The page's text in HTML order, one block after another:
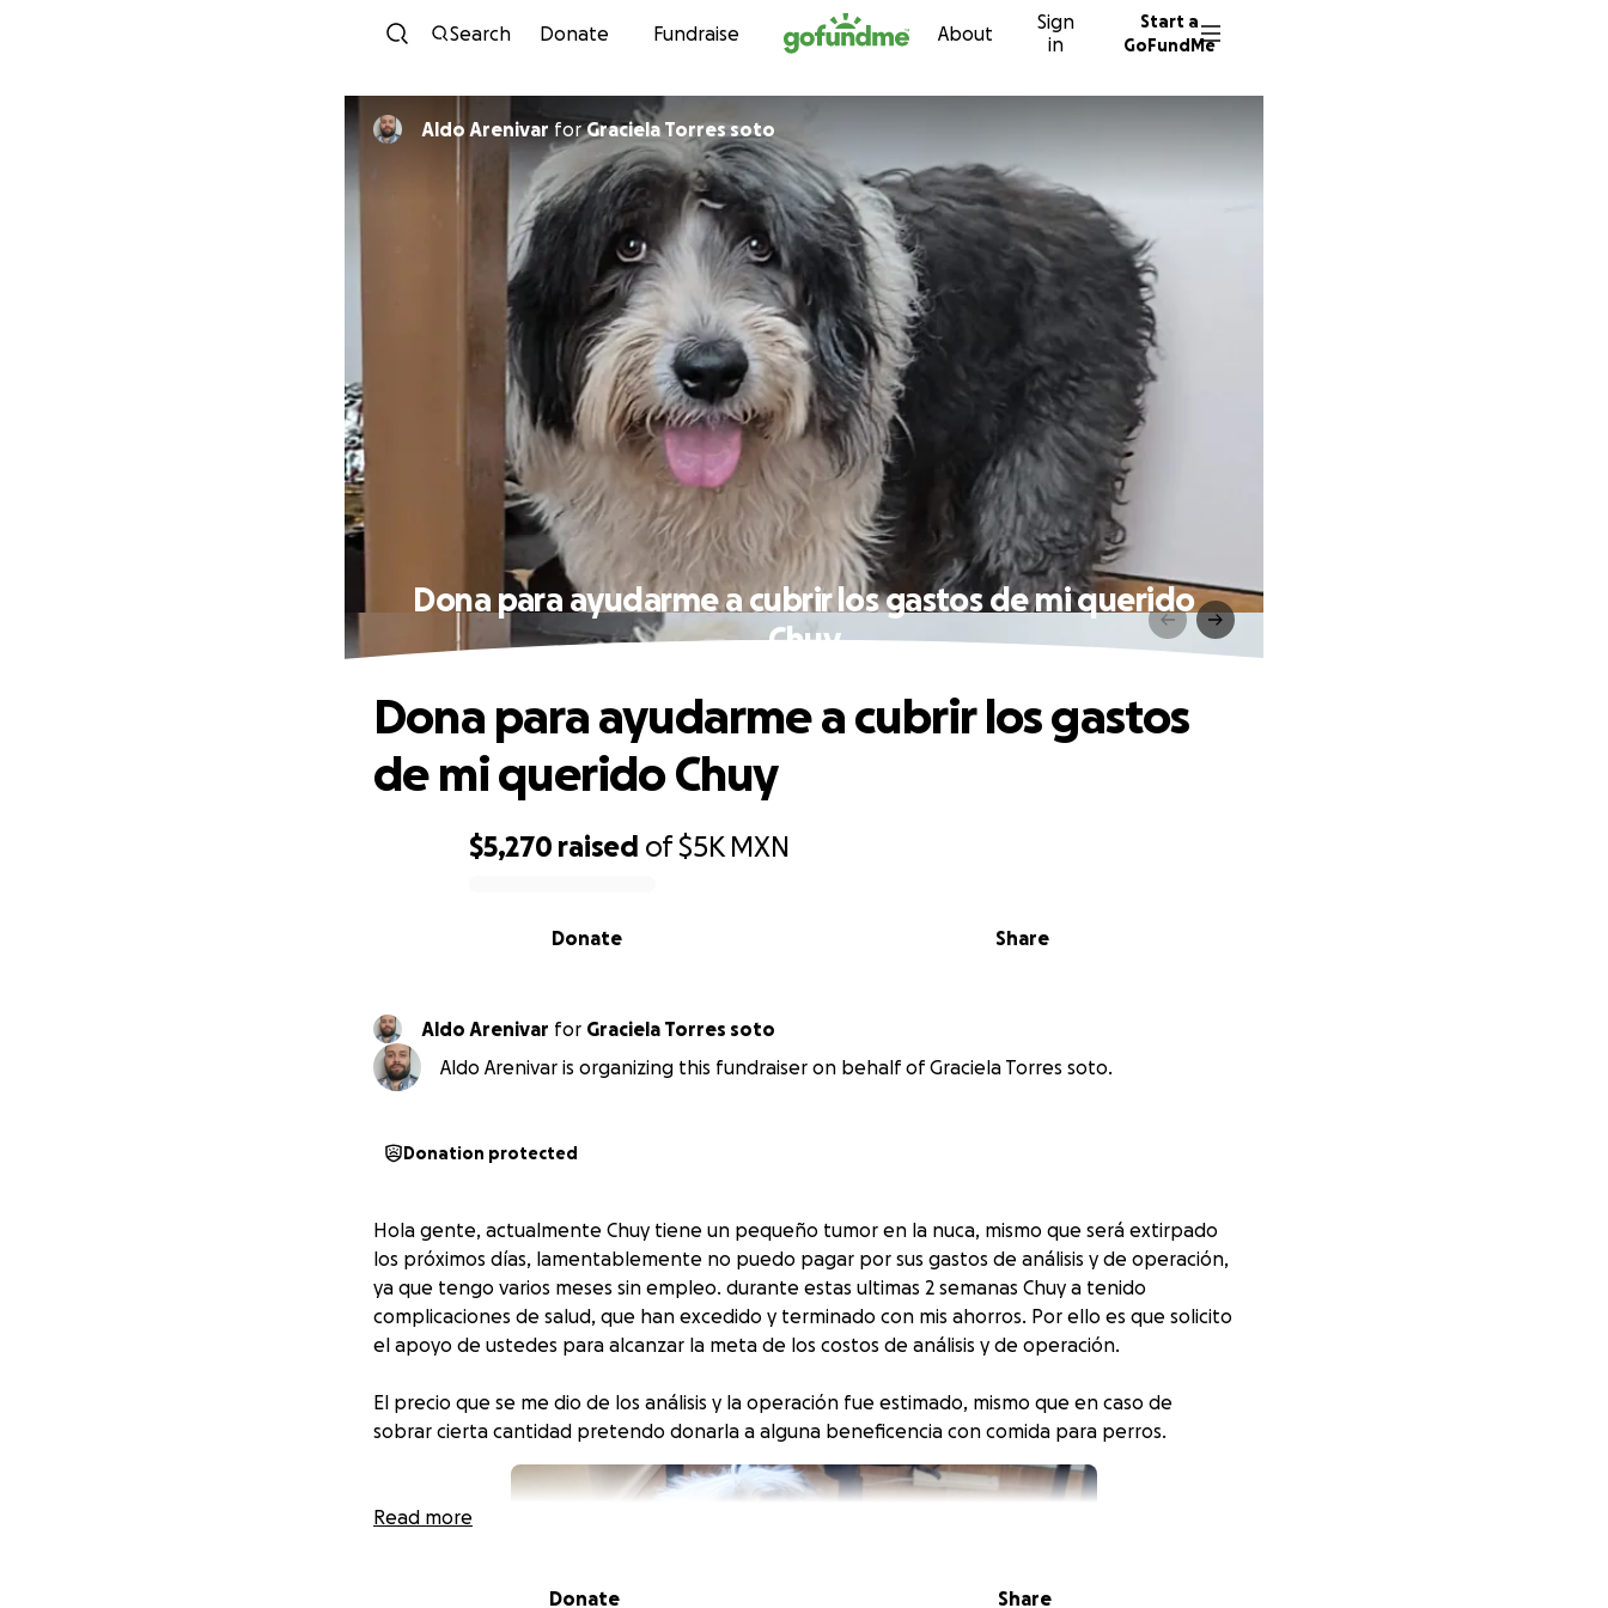
Skip to content
Search Donate Fundraise About
Sign
in
Start a
GoFundMe
Aldo ArenivarforGraciela Torres soto
Dona para ayudarme a cubrir los gastos de mi querido
Chuy
$5,270 raised of$5K MXN
Share
Donate
Dona para ayudarme a cubrir los gastos
de mi querido Chuy
Aldo Arenivar for Graciela Torres soto
Aldo Arenivar is organizing this fundraiser on behalf of Graciela Torres soto.
Donation protected
Hola gente, actualmente Chuy tiene un pequeño tumor en la nuca, mismo que será extirpado
los próximos días, lamentablemente no puedo pagar por sus gastos de análisis y de operación,
ya que tengo varios meses sin empleo. durante estas ultimas 2 semanas Chuy a tenido
complicaciones de salud, que han excedido y terminado con mis ahorros. Por ello es que solicito
el apoyo de ustedes para alcanzar la meta de los costos de análisis y de operación.
El precio que se me dio de los análisis y la operación fue estimado, mismo que en caso de
sobrar cierta cantidad pretendo donarla a alguna beneficencia con comida para perros.
Read more
Donate Share